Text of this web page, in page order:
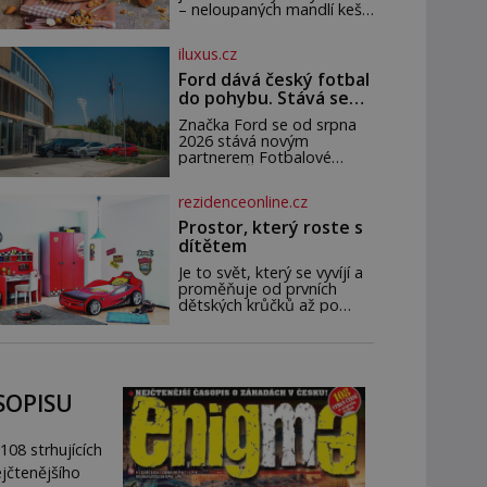
českou zahradu ani
– neloupaných mandlí kešu
semínek dýně rozinek 3
šálky ovesných vloček 1
lžíce mlet
iluxus.cz
Ford dává český fotbal
do pohybu. Stává se
novým partnerem
FAČR
Značka Ford se od srpna
2026 stává novým
partnerem Fotbalové
zajistí mobilitu asociace,
reprezentačních týmů i
českého fotbalu v
regionech. Partner
rezidenceonline.cz
Prostor, který roste s
dítětem
Je to svět, který se vyvíjí a
proměňuje od prvních
dětských krůčků až po
reaguje na každou etapu
života a specifické potřeby
dítěte. Pro nejmenší je
klíčová jednoduchost,
měkkost a bezpečí, proto
by pokoj miminka měl
strhujících